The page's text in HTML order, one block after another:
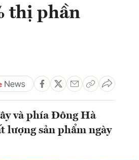
thị phần
và phía Đông Hà
lượng sản phẩm ngày